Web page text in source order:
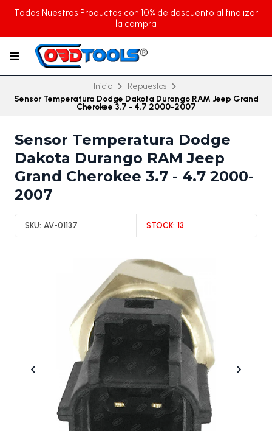
Todos Nuestros Productos con 10% de descuento al finalizar
la compra
Inicio
Repuestos
Sensor Temperatura Dodge Dakota Durango RAM Jeep Grand
Cherokee 3.7 - 4.7 2000-2007
Sensor Temperatura Dodge
Dakota Durango RAM Jeep
Grand Cherokee 3.7 - 4.7 2000-
2007
SKU: AV-01137 STOCK: 13